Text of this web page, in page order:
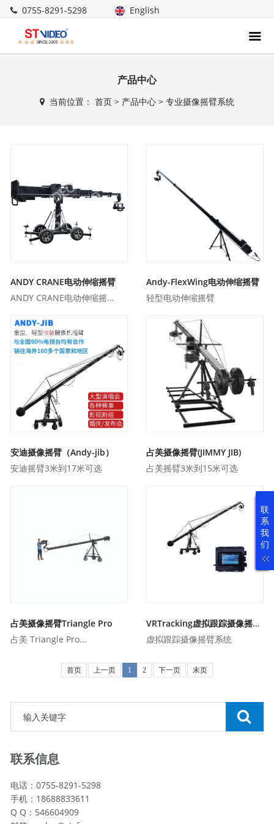
0755-8291-5298 English
产品中心
当前位置： 首页> 产品中心> 专业摄像摇臂系统
ANDY CRANE电动伸缩摇臂
ANDY CRANE电动伸缩摇...
Andy-FlexWing电动伸缩摇臂
轻型电动伸缩摇臂
安迪摄像摇臂（Andy-jib）
安迪摇臂3米到17米可选
占美摄像摇臂(JIMMY JIB)
占美摇臂3米到15米可选
占美摄像摇臂Triangle Pro
占美 Triangle Pro...
VRTracking虚拟跟踪摄像摇臂系统
虚拟跟踪摄像摇臂系统
首页 上一页 1 2 下一页 末页
联系信息
电话：0755-8291-5298
手机：18688833611
Q Q：546604909
联
系
我
们